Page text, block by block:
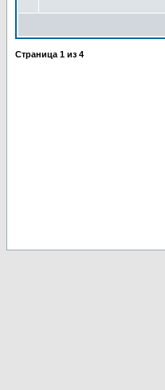
Страница 1 из 4